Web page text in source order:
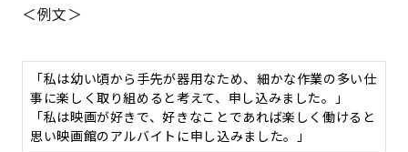
＜例文＞
「私は幼い頃から手先が器用なため、細かな作業の多い仕
事に楽しく取り組めると考えて、申し込みました。」
「私は映画が好きで、好きなことであれば楽しく働けると
思い映画館のアルバイトに申し込みました。」